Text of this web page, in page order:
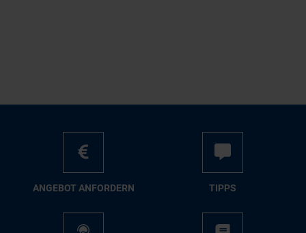
AN­GE­BOT AN­FOR­DERN TIPPS